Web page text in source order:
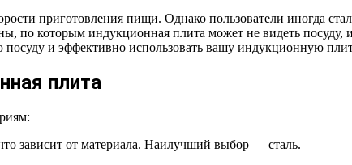
приготовления пищи. Однако пользователи иногда
по которым индукционная плита может не видеть
и эффективно использовать вашу индукционную
плита
зависит от материала. Наилучший выбор — сталь.